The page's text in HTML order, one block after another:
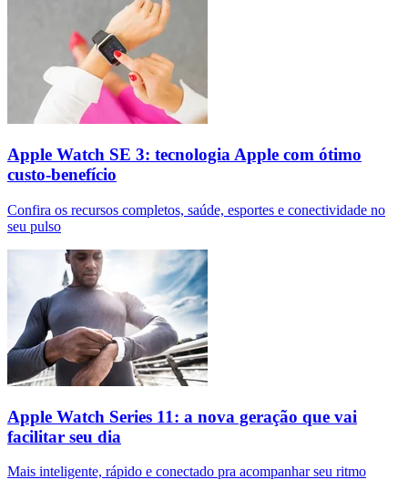
Apple Watch SE 3: tecnologia Apple com ótimo
custo-benefício
Confira os recursos completos, saúde, esportes e conectividade no
seu pulso
Apple Watch Series 11: a nova geração que vai
facilitar seu dia
Mais inteligente, rápido e conectado pra acompanhar seu ritmo